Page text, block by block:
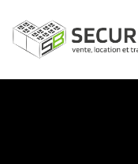
content